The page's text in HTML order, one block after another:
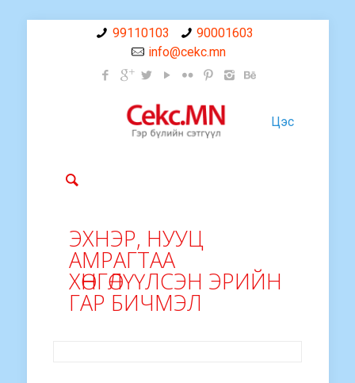
99110103
90001603
info@cekc.mn
Цэс
ЭХНЭР, НУУЦ
АМРАГТАА
ХӨНГӨЛҮҮЛСЭН ЭРИЙН
ГАР БИЧМЭЛ